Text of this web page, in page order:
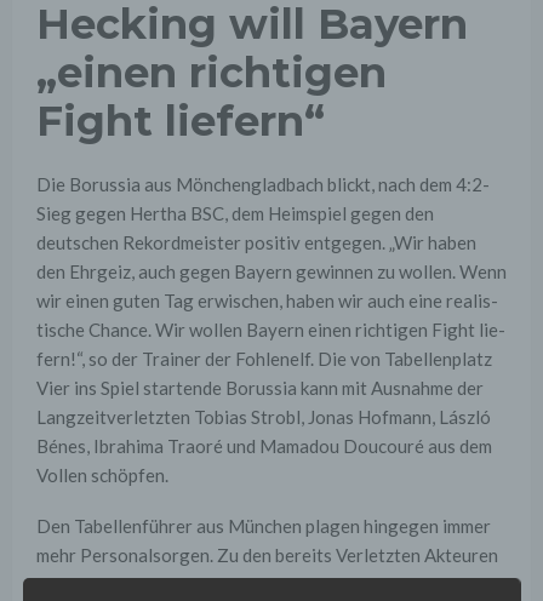
Hecking will Bay­ern
„einen rich­ti­gen
Fight liefern“
Die Borussia aus Mönchengladbach blickt, nach dem 4:2-
Sieg gegen Hertha BSC, dem Heimspiel gegen den
deutschen Rekordmeister positiv entgegen. „Wir haben
den Ehr­geiz, auch gegen Bay­ern ge­win­nen zu wol­len. Wenn
wir einen guten Tag er­wi­schen, haben wir auch eine rea­lis­
ti­sche Chan­ce. Wir wol­len Bay­ern einen rich­ti­gen Fight lie­
fern!“, so der Trainer der Fohlenelf. Die von Tabellenplatz
Vier ins Spiel startende Borussia kann mit Ausnahme der
Langzeitverletzten Tobias Strobl, Jonas Hofmann, László
Bénes, Ibrahima Traoré und Mamadou Doucouré aus dem
Vollen schöpfen.
Den Tabellenführer aus München plagen hingegen immer
mehr Personalsorgen. Zu den bereits Verletzten Akteuren
Manuel Neuer, Thomas Müller, David Alaba, Rafinha und